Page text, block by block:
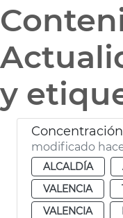
y
modificado
ALCALDÍA
VALENCIA
VALENCIA